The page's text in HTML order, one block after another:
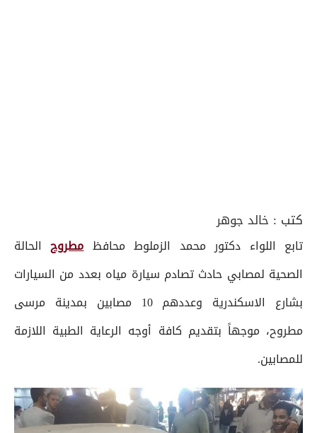
كتب : خالد جوهر
تابع اللواء دكتور محمد الزملوط محافظمطروحالحالة
الصحية لمصابي حادث تصادم سيارة مياه بعدد من السيارات
بشارع الاسكندرية وعددهم 10 مصابين بمدينة مرسى
مطروح، موجهاً بتقديم كافة أوجه الرعاية الطبية اللازمة
للمصابين.